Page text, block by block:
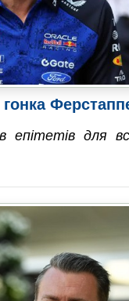
епітетів для